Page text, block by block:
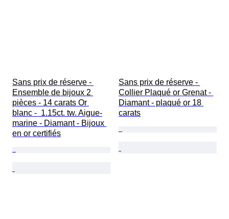
Sans prix de réserve -
Ensemble de bijoux 2
pièces - 14 carats Or
blanc -  1.15ct. tw. Aigue-
marine - Diamant - Bijoux
en or certifiés
Sans prix de réserve -
Collier Plaqué or Grenat -
Diamant - plaqué or 18
carats